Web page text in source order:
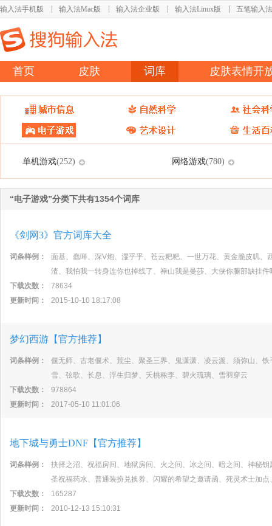
输入法手机版 输入法Mac版 输入法企业版 输入法Linux版 五笔输入法
首页 皮肤 词库 皮肤表情开
单机游戏(252) 网络游戏(780)
“电子游戏”分类下共有1354个词库
《剑网3》官方词库大全
词条样例：
面基、蠢咩、深V炮、湿乎乎、苍云粑粑、一世万花、黄金脆皮叽
渣、我怕我一转身连你也掉线了、禄山我是曼莎、大侠你腿部缺挂
下载次数：
78634
更新时间：
2015-10-10 18:17:08
梦幻西游【官方推荐】
词条样例：
偃无师、古老偃术、荒尘、聚圣三界、鬼潇潇、凌云渡、须弥山、
雪、弦歌、长息、浮生归梦、夭桃秾李、碧火琉璃、雪羽穿云
下载次数：
978864
更新时间：
2017-05-10 11:01:06
地下城与勇士DNF【官方推荐】
词条样例：
抉择之沼、祝福房间、地狱房间、火之间、冰之间、暗之间、神秘
圣祝福药水、普通装扮兑换券、闪耀的希望之邀请函、死灵术士加
下载次数：
165287
更新时间：
2010-12-13 15:10:31